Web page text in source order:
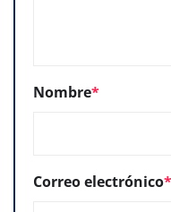
Nombre*
Correo electrónico*